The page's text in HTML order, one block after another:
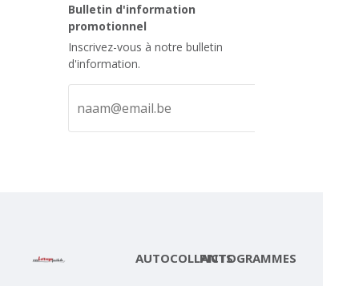
Bulletin d'information
promotionnel
Inscrivez-vous à notre bulletin
d'information.
AUTOCOLLANTSPICTOGRAMMES